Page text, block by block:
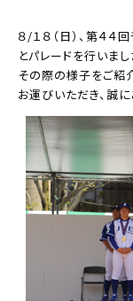
８/１８（日）、第４
とパレードを行いまし
その際の様子をご紹
お運びいただき、誠